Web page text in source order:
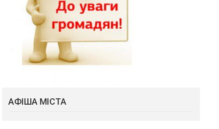
АФІША МІСТА